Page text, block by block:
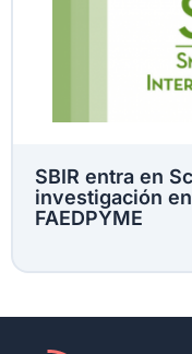
SBIR entra en
investigación
FAEDPYME